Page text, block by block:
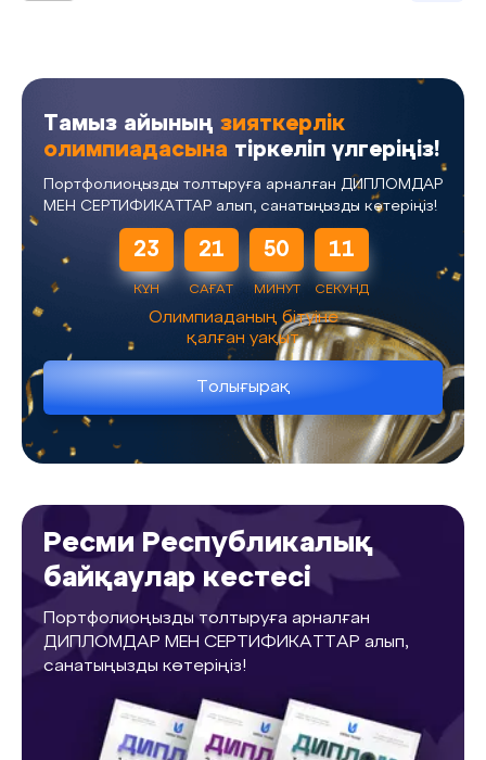
Тамыз айының зияткерлік
олимпиадасына тіркеліп үлгеріңіз!
Портфолиоңызды толтыруға арналған ДИПЛОМДАР
МЕН СЕРТИФИКАТТАР алып, санатыңызды көтеріңіз!
23
КҮН
21
САҒАТ
50
МИНУТ
11
СЕКУНД
Олимпиаданың бітуіне
қалған уақыт
Толығырақ
Ресми Республикалық
байқаулар кестесі
Портфолиоңызды толтыруға арналған
ДИПЛОМДАР МЕН СЕРТИФИКАТТАР алып,
санатыңызды көтеріңіз!